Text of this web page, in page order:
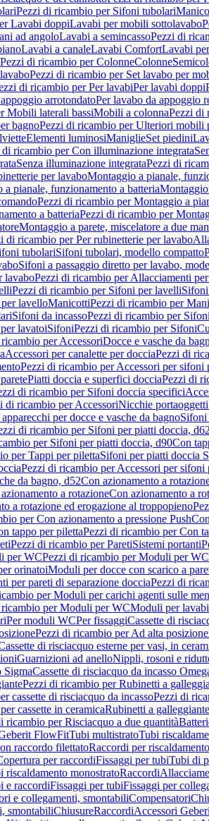
Pezzi di ricambio per Sifoni tubolari
Lavabi doppiLavabi per mobili sottolavabo
ad angoloLavabi a semincassoPezzi di
Lavabi a canaleLavabi ComfortLavabi
Pezzi di ricambio per ColonneColonne
Pezzi di ricambio per Set lavabo per
di ricambio per Per lavabiPer lavabi doppi
arrotondatoPer lavabo da appoggio
Mobili laterali bassiMobili a colonnaPezzi di
bagnoPezzi di ricambio per Ulteriori mobili
Elementi luminosiManiglieSet piedini
di ricambio per Con illuminazione integrata
Senza illuminazione integrataPezzi di
per lavaboMontaggio a pianale,
pianale, funzionamento a batteria
Pezzi di ricambio per Montaggio a
a batteriaPezzi di ricambio per
Montaggio a parete, miscelatore a due
di ricambio per Per rubinetterie per lavabo
tubolariSifoni tubolari, modello compatto
Sifoni a passaggio diretto per lavabo,
lavaboPezzi di ricambio per Allacciamenti
Pezzi di ricambio per Sifoni per lavelli
lavelloManicottiPezzi di ricambio per
Sifoni da incassoPezzi di ricambio per
lavatoiSifoniPezzi di ricambio per Sifoni
per AccessoriDocce e vasche da
Accessori per canalette per docciaPezzi di
Pezzi di ricambio per Accessori per sifoni
Piatti doccia e superfici docciaPezzi di
di ricambio per Sifoni doccia specifici
di ricambio per AccessoriNicchie
per docce e vasche da bagnoSifoni
di ricambio per Sifoni per piatti doccia, d62
per Sifoni per piatti doccia, d90Con
per Tappi per pilettaSifoni per piatti doccia
Pezzi di ricambio per Accessori per sifoni
da bagno, d52Con azionamento a
a rotazioneCon azionamento a
a rotazione ed erogazione al troppopieno
per Con azionamento a pressione
tappo per pilettaPezzi di ricambio per Con
Pezzi di ricambio per ParetiSistemi portanti
per WCPezzi di ricambio per Moduli per WC
orinatoiModuli per docce con scarico a
per pareti di separazione docciaPezzi di
per Moduli per carichi agenti sulle
per Moduli per WCModuli per lavabi
Per moduli WCPer fissaggiCassette di
Pezzi di ricambio per Ad alta posizione
di risciacquo esterne per vasi, in
Guarnizioni ad anelloNippli, rosoni e
SigmaCassette di risciacquo da incasso
Pezzi di ricambio per Rubinetti a
cassette di risciacquo da incassoPezzi di
cassette in ceramicaRubinetti a
ricambio per Risciacquo a due quantità
FlowFitTubi multistratoTubi
raccordo filettatoRaccordi per riscaldamento
per raccordiFissaggi per tubiTubi di
riscaldamento monostratoRaccordi
e raccordiFissaggi per tubiFissaggi per
e collegamenti, smontabiliCompensatori
smontabiliChiusureRaccordiAccessori